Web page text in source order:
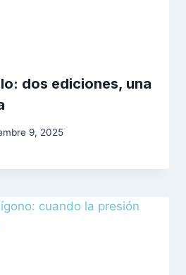
dos ediciones, una
9, 2025